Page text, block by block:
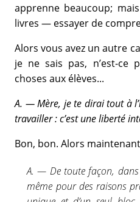
apprenne beaucoup;
livres — essayer de
Alors vous avez un autre
je ne sais pas, n’est-ce
choses aux élèves...
A. — Mère, je te dirai tout à
travailler : c’est une liberté
Bon, bon. Alors
A. — De toute façon,
même pour des raisons